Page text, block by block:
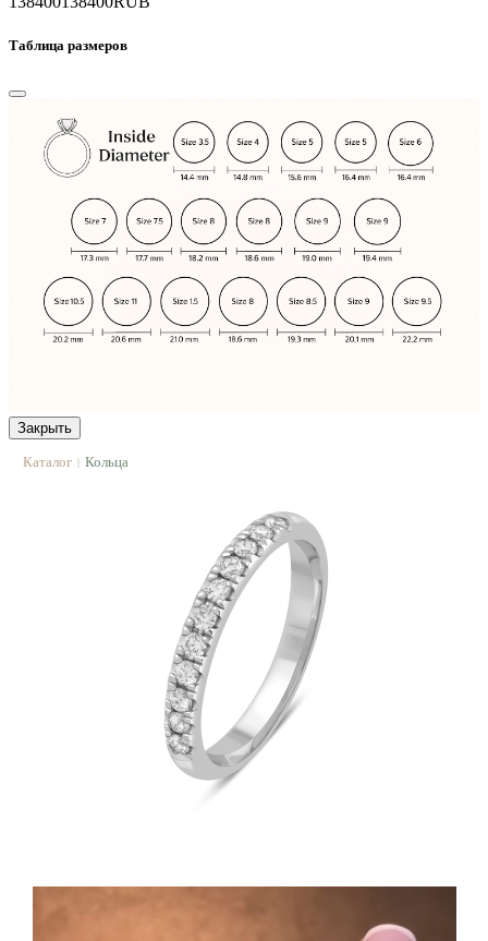
Таблица размеров
Закрыть
Каталог | Кольца